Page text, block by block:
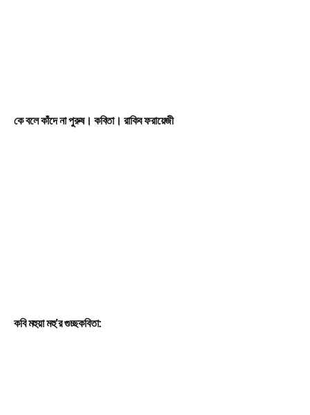
কে বলে কাঁদে না পুরুষ। কবিতা। রাকিব ফরায়েজী
কবি মহুয়া মহু’র গুচ্ছকবিতা: